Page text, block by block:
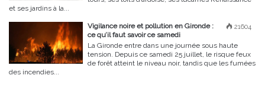
et ses jardins à la...
21604
Vigilance noire et pollution en Gironde :
ce qu’il faut savoir ce samedi
La Gironde entre dans une journée sous haute
tension. Depuis ce samedi 25 juillet, le risque feux
de forêt atteint le niveau noir, tandis que les fumées
des incendies...